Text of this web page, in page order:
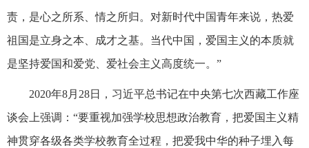
责，是心之所系、情之所归。对新时代中国青年来说，热爱
祖国是立身之本、成才之基。当代中国，爱国主义的本质就
是坚持爱国和爱党、爱社会主义高度统一。”
2020年8月28日，习近平总书记在中央第七次西藏工作座
谈会上强调：“要重视加强学校思想政治教育，把爱国主义精
神贯穿各级各类学校教育全过程，把爱我中华的种子埋入每